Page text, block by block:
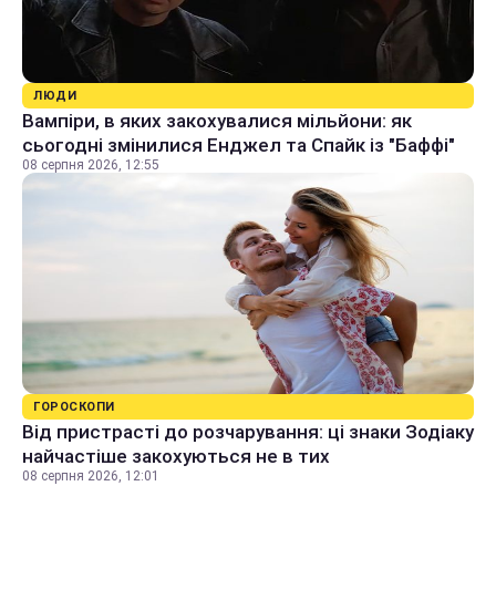
ЛЮДИ
Вампіри, в яких закохувалися мільйони: як
сьогодні змінилися Енджел та Спайк із "Баффі"
08 серпня 2026, 12:55
ГОРОСКОПИ
Від пристрасті до розчарування: ці знаки Зодіаку
найчастіше закохуються не в тих
08 серпня 2026, 12:01